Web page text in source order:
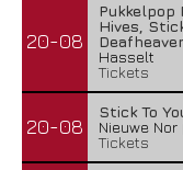
20-08
Pukkelpop
Hives,
Hasselt
Tickets
20-08
Stick To
Nieuwe Nor
Tickets